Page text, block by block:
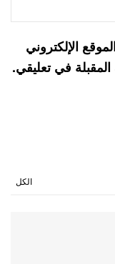
الإلكتروني
في تعليقي.
الكل